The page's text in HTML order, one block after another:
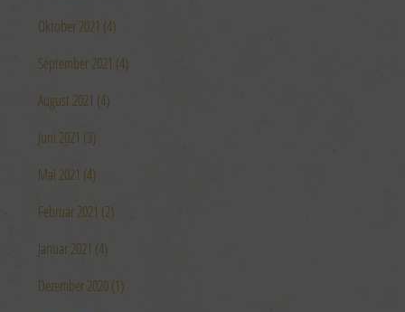
Oktober 2021 (4)
September 2021 (4)
August 2021 (4)
Juni 2021 (3)
Mai 2021 (4)
Februar 2021 (2)
Januar 2021 (4)
Dezember 2020 (1)